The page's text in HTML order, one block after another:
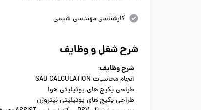
کارشناسی مهندسی شیمی
شرح شغل و وظایف
شرح وظایف:
انجام محاسبات SAD CALCULATION
طراحی پکیج های یوتیلیتی هوا
طراحی پکیج های یوتیلیتی نیتروژن